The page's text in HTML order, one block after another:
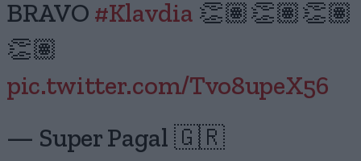
BRAVO #Klavdia 👏🏽👏🏽👏🏽
👏🏽
pic.twitter.com/Tvo8upeX56
— Super Pagal 🇬🇷